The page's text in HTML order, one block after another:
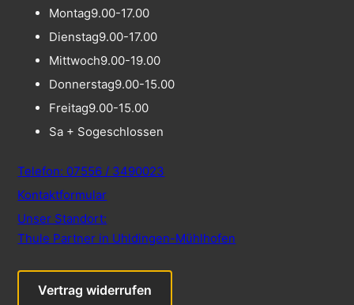
Montag9.00-17.00
Dienstag9.00-17.00
Mittwoch9.00-19.00
Donnerstag9.00-15.00
Freitag9.00-15.00
Sa + Sogeschlossen
Telefon: 07556 / 3490023
Kontaktformular
Unser Standort:
Thule Partner in Uhldingen-Mühlhofen
Vertrag widerrufen